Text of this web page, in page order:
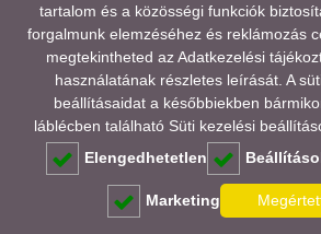
tartalom és a közösségi funkciók
forgalmunk elemzéséhez és reklámozás
megtekintheted azAdatkezelési
használatának részletes leírását. A
beállításaidat a későbbiekben
láblécben található Süti kezelési
Elengedhetetlen
Marketing